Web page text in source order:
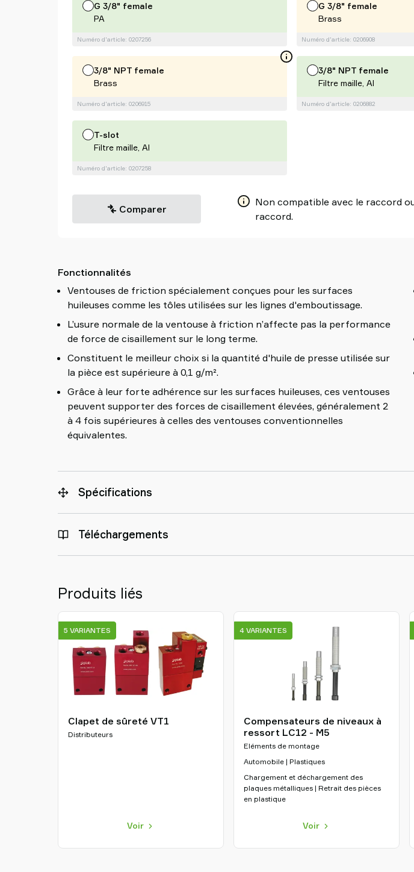
G 3/8" female
PA
Numéro d'article: 0207256
G 3/8" female
Brass
Numéro d'article: 0206908
3/8" NPT female
Brass
Numéro d'article: 0206915
3/8" NPT female
Filtre maille, Al
Numéro d'article: 0206882
T-slot
Filtre maille, Al
Numéro d'article: 0207258
Comparer
Non compatible avec le raccord
raccord.
Fonctionnalités
Ventouses de friction spécialement conçues pour les surfaces
huileuses comme les tôles utilisées sur les lignes d'emboutissage.
L’usure normale de la ventouse à friction n’affecte pas la performance
de force de cisaillement sur le long terme.
Constituent le meilleur choix si la quantité d'huile de presse utilisée sur
la pièce est supérieure à 0,1 g/m².
Grâce à leur forte adhérence sur les surfaces huileuses, ces ventouses
peuvent supporter des forces de cisaillement élevées, généralement 2
à 4 fois supérieures à celles des ventouses conventionnelles
équivalentes.
Spécifications
Téléchargements
Produits liés
Clapet de sûreté VT1
Distributeurs
Voir
5 VARIANTES
Compensateurs de niveaux à
ressort LC12 - M5
Eléments de montage
Automobile | Plastiques
Chargement et déchargement des
plaques métalliques | Retrait des pièces
en plastique
Voir
4 VARIANTES